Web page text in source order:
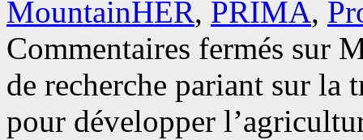
MountainHER, PRIMA,
Commentaires fermés sur
de recherche pariant sur la
pour développer